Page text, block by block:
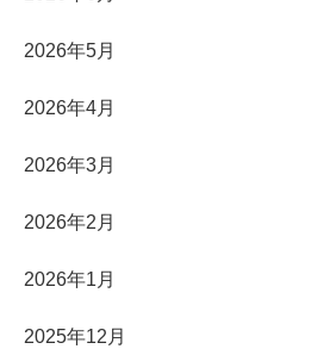
2026年5月
2026年4月
2026年3月
2026年2月
2026年1月
2025年12月